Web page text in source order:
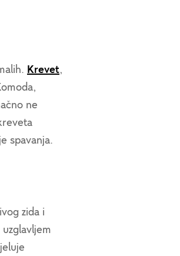
Krevet,
ne
spavanja.
zida i